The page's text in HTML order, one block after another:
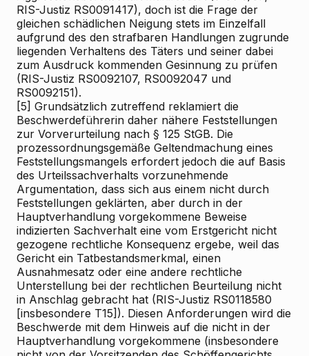
RIS-Justiz RS0091417), doch ist die Frage der
gleichen schädlichen Neigung stets im Einzelfall
aufgrund des den strafbaren Handlungen zugrunde
liegenden Verhaltens des Täters und seiner dabei
zum Ausdruck kommenden Gesinnung zu prüfen
(RIS-Justiz RS0092107, RS0092047 und
RS0092151).
[5] Grundsätzlich zutreffend reklamiert die
Beschwerdeführerin daher nähere Feststellungen
zur Vorverurteilung nach § 125 StGB. Die
prozessordnungsgemäße Geltendmachung eines
Feststellungsmangels erfordert jedoch die auf Basis
des Urteilssachverhalts vorzunehmende
Argumentation, dass sich aus einem nicht durch
Feststellungen geklärten, aber durch in der
Hauptverhandlung vorgekommene Beweise
indizierten Sachverhalt eine vom Erstgericht nicht
gezogene rechtliche Konsequenz ergebe, weil das
Gericht ein Tatbestandsmerkmal, einen
Ausnahmesatz oder eine andere rechtliche
Unterstellung bei der rechtlichen Beurteilung nicht
in Anschlag gebracht hat (RIS-Justiz RS0118580
[insbesondere T15]). Diesen Anforderungen wird die
Beschwerde mit dem Hinweis auf die nicht in der
Hauptverhandlung vorgekommene (insbesondere